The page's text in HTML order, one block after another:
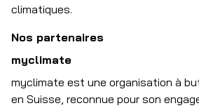
climatiques.
Nos partenaires
myclimate
myclimate est une organisation à
en Suisse, reconnue pour son